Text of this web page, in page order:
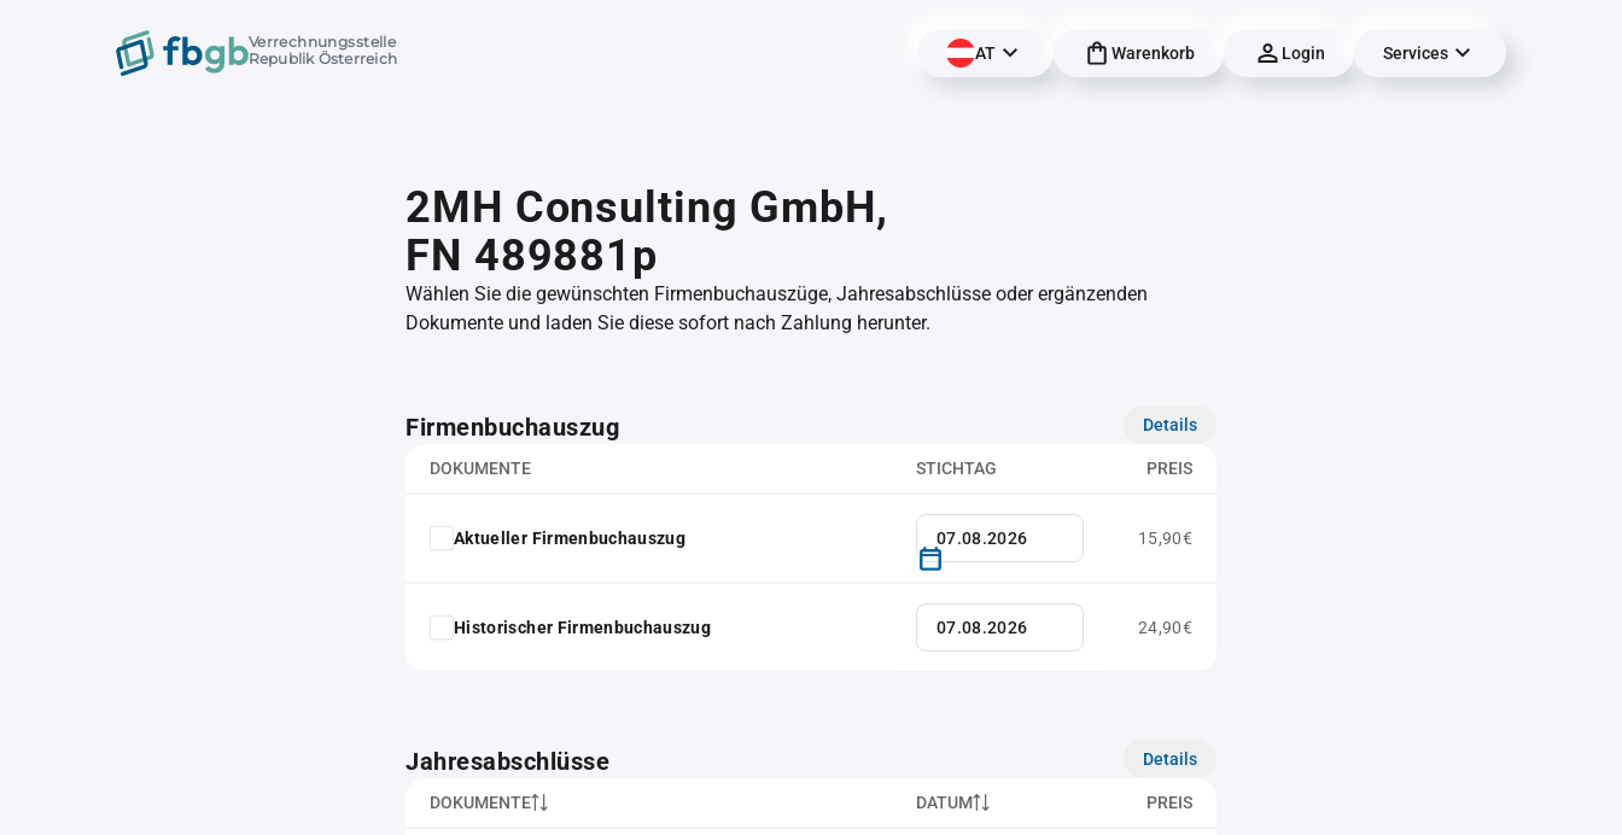
Verrechnungsstelle
Republik Österreich
AT Warenkorb Login Services
2MH Consulting GmbH,
FN 489881p
Wählen Sie die gewünschten Firmenbuchauszüge, Jahresabschlüsse oder ergänzenden
Dokumente und laden Sie diese sofort nach Zahlung herunter.
Firmenbuchauszug Details
DOKUMENTE STICHTAG PREIS
Aktueller Firmenbuchauszug 15,90€
Historischer Firmenbuchauszug 24,90€
Jahresabschlüsse Details
DOKUMENTE DATUM PREIS